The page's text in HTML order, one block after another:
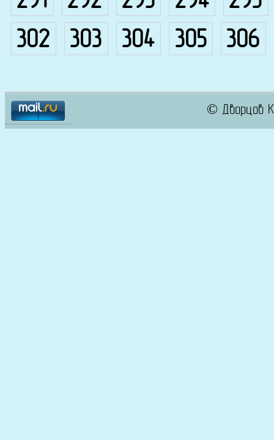
302
303 304 305 306
© Дворцов